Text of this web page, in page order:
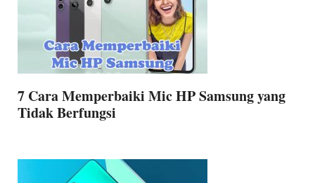
7 Cara Memperbaiki Mic HP Samsung yang
Tidak Berfungsi